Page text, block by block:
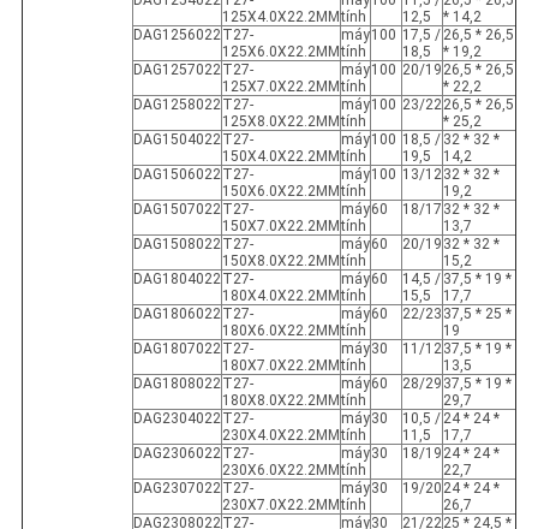
125X4.0X22.2MM tính
12,5
* 14,2
DAG1256022T27-
125X6.0X22.2MM
máy
tính
100 17,5 /
18,5
26,5 * 26,5
* 19,2
DAG1257022T27-
125X7.0X22.2MM
máy
tính
100 20/19 26,5 * 26,5
* 22,2
DAG1258022T27-
125X8.0X22.2MM
máy
tính
100 23/2226,5 * 26,5
* 25,2
DAG1504022T27-
150X4.0X22.2MM
máy
tính
100 18,5 /
19,5
32 * 32 *
14,2
DAG1506022T27-
150X6.0X22.2MM
máy
tính
100 13/1232 * 32 *
19,2
DAG1507022T27-
150X7.0X22.2MM
máy
tính
60 18/17 32 * 32 *
13,7
DAG1508022T27-
150X8.0X22.2MM
máy
tính
60 20/19 32 * 32 *
15,2
DAG1804022T27-
180X4.0X22.2MM
máy
tính
60
14,5 /
15,5
37,5 * 19 *
17,7
DAG1806022T27-
180X6.0X22.2MM
máy
tính
60 22/23 37,5 * 25 *
19
DAG1807022T27-
180X7.0X22.2MM
máy
tính
30 11/1237,5 * 19 *
13,5
DAG1808022T27-
180X8.0X22.2MM
máy
tính
60 28/29 37,5 * 19 *
29,7
DAG2304022T27-
230X4.0X22.2MM
máy
tính
30
10,5 /
11,5
24 * 24 *
17,7
DAG2306022T27-
230X6.0X22.2MM
máy
tính
30 18/19 24 * 24 *
22,7
DAG2307022T27-
230X7.0X22.2MM
máy
tính
30 19/20 24 * 24 *
26,7
DAG2308022T27-
máy30 21/2225 * 24,5 *